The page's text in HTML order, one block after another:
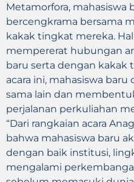
Metamorfora, mahasiswa
bercengkrama bersama
kakak tingkat mereka.
mempererat hubungan
baru serta dengan kakak
acara ini, mahasiswa
sama lain dan
perjalanan perkuliahan
“Dari rangkaian acara
bahwa mahasiswa baru
dengan baik institusi,
mengalami